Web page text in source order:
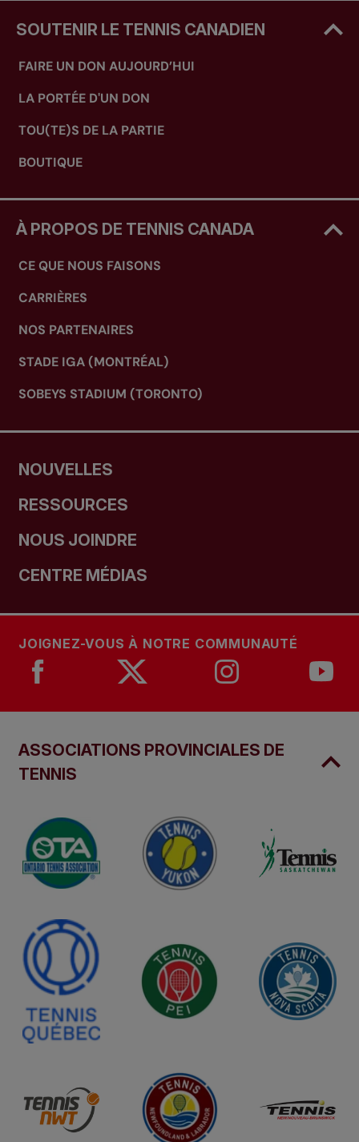
SOUTENIR LE TENNIS CANADIEN
FAIRE UN DON AUJOURD’HUI
LA PORTÉE D'UN DON
TOU(TE)S DE LA PARTIE
BOUTIQUE
À PROPOS DE TENNIS CANADA
CE QUE NOUS FAISONS
CARRIÈRES
NOS PARTENAIRES
STADE IGA (MONTRÉAL)
SOBEYS STADIUM (TORONTO)
NOUVELLES
RESSOURCES
NOUS JOINDRE
CENTRE MÉDIAS
JOIGNEZ-VOUS À NOTRE COMMUNAUTÉ
ASSOCIATIONS PROVINCIALES DE
TENNIS